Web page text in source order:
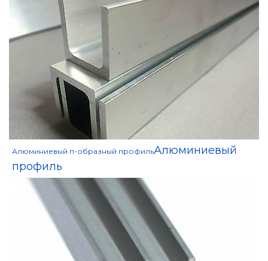
Алюминиевый п-образный профильАлюминиевый
профиль